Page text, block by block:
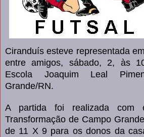
Ciranduís esteve representada
entre amigos, sábado, 2, às
Escola Joaquim Leal
Grande/RN.
A partida foi realizada com
Transformação de Campo
de 11 X 9 para os donos da